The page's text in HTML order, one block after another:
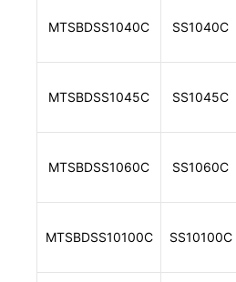
MTSBDSS1040C SS1040C
MTSBDSS1045C SS1045C
MTSBDSS1060C SS1060C
MTSBDSS10100C SS10100C